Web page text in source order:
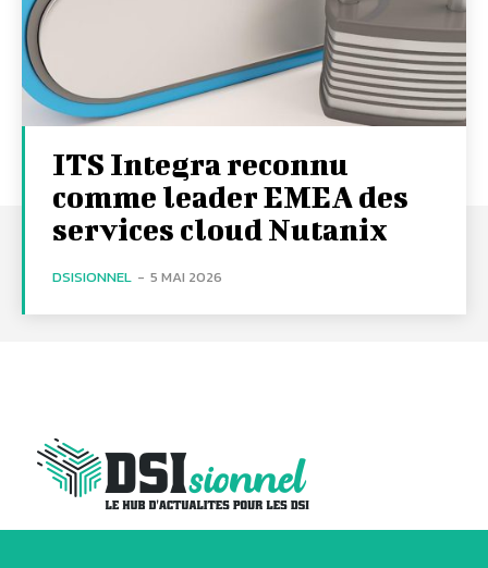
ITS Integra reconnu
comme leader EMEA des
services cloud Nutanix
DSISIONNEL - 5 MAI 2026